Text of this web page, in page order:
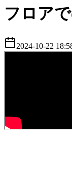
フロア
2024-10-22